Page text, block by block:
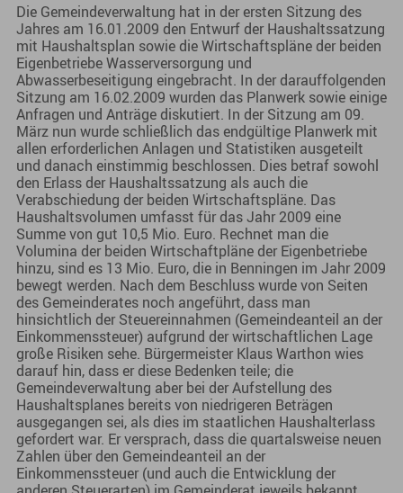
Die Gemeindeverwaltung hat in der ersten Sitzung des
Jahres am 16.01.2009 den Entwurf der Haushaltssatzung
mit Haushaltsplan sowie die Wirtschaftspläne der beiden
Eigenbetriebe Wasserversorgung und
Abwasserbeseitigung eingebracht. In der darauffolgenden
Sitzung am 16.02.2009 wurden das Planwerk sowie einige
Anfragen und Anträge diskutiert. In der Sitzung am 09.
März nun wurde schließlich das endgültige Planwerk mit
allen erforderlichen Anlagen und Statistiken ausgeteilt
und danach einstimmig beschlossen. Dies betraf sowohl
den Erlass der Haushaltssatzung als auch die
Verabschiedung der beiden Wirtschaftspläne. Das
Haushaltsvolumen umfasst für das Jahr 2009 eine
Summe von gut 10,5 Mio. Euro. Rechnet man die
Volumina der beiden Wirtschaftpläne der Eigenbetriebe
hinzu, sind es 13 Mio. Euro, die in Benningen im Jahr 2009
bewegt werden. Nach dem Beschluss wurde von Seiten
des Gemeinderates noch angeführt, dass man
hinsichtlich der Steuereinnahmen (Gemeindeanteil an der
Einkommenssteuer) aufgrund der wirtschaftlichen Lage
große Risiken sehe. Bürgermeister Klaus Warthon wies
darauf hin, dass er diese Bedenken teile; die
Gemeindeverwaltung aber bei der Aufstellung des
Haushaltsplanes bereits von niedrigeren Beträgen
ausgegangen sei, als dies im staatlichen Haushalterlass
gefordert war. Er versprach, dass die quartalsweise neuen
Zahlen über den Gemeindeanteil an der
Einkommenssteuer (und auch die Entwicklung der